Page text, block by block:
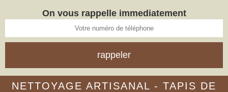
On vous rappelle immediatement
NETTOYAGE ARTISANAL - TAPIS DE